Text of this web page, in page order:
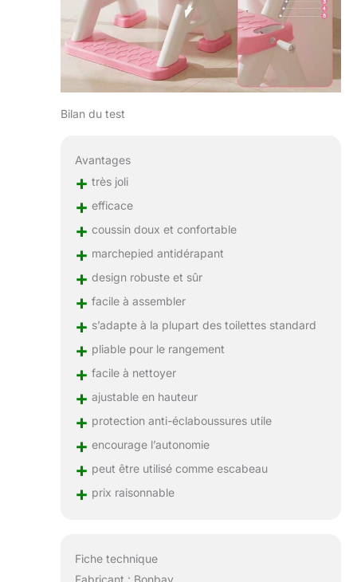
lorsqu'il n'est pas
utilisé et de garder
tout en ordre. Facile
à assembler et à
nettoyer : nous
sommes bien
sont essentiels,
tous les outils
d'installation
d'installation claires
et faciles à
garanti), vous
terminer
l'assemblage du
d'apprentissage de
Bilan du test
Avantages
+ très joli
+ efficace
+ coussin doux et confortable
+ marchepied antidérapant
+ design robuste et sûr
+ facile à assembler
+ s’adapte à la plupart des toilettes standard
+ pliable pour le rangement
+ facile à nettoyer
+ ajustable en hauteur
+ protection anti-éclaboussures utile
+ encourage l’autonomie
+ peut être utilisé comme escabeau
+ prix raisonnable
Fiche technique
Fabricant : Bonbay